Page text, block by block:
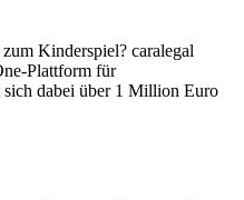
Kinderspiel? caralegal
Plattform für
dabei über 1 Million Euro